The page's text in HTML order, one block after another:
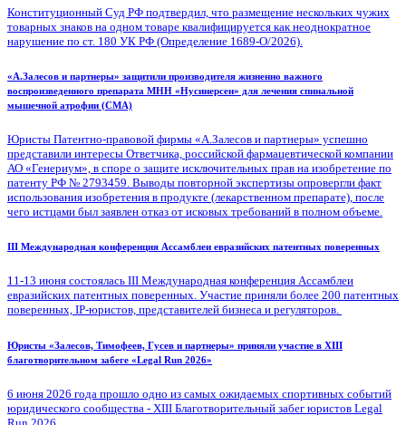
Конституционный Суд РФ подтвердил, что размещение нескольких чужих
товарных знаков на одном товаре квалифицируется как неоднократное
нарушение по ст. 180 УК РФ (Определение 1689-О/2026).
«А.Залесов и партнеры» защитили производителя жизненно важного
воспроизведенного препарата МНН «Нусинерсен» для лечения спинальной
мышечной атрофии (СМА)
Юристы Патентно-правовой фирмы «А.Залесов и партнеры» успешно
представили интересы Ответчика, российской фармацевтической компании
АО «Генериум», в споре о защите исключительных прав на изобретение по
патенту РФ № 2793459. Выводы повторной экспертизы опровергли факт
использования изобретения в продукте (лекарственном препарате), после
чего истцами был заявлен отказ от исковых требований в полном объеме.
III Международная конференция Ассамблеи евразийских патентных поверенных
11-13 июня состоялась III Международная конференция Ассамблеи
евразийских патентных поверенных. Участие приняли более 200 патентных
поверенных, IP-юристов, представителей бизнеса и регуляторов.
Юристы «Залесов, Тимофеев, Гусев и партнеры» приняли участие в XIII
благотворительном забеге «Legal Run 2026»
6 июня 2026 года прошло одно из самых ожидаемых спортивных событий
юридического сообщества - XIII Благотворительный забег юристов Legal